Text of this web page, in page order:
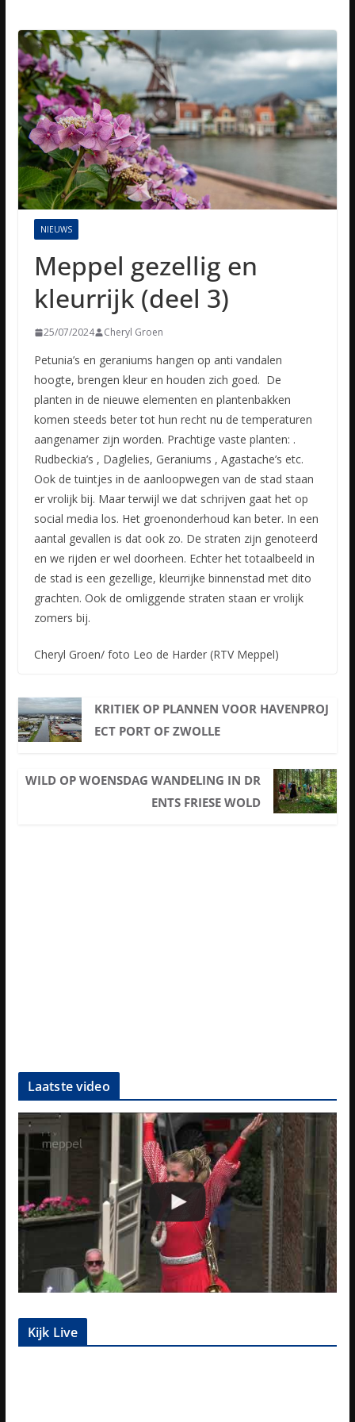
NIEUWS
Meppel gezellig en
kleurrijk (deel 3)
25/07/2024 Cheryl Groen
Petunia’s en geraniums hangen op anti vandalen
hoogte, brengen kleur en houden zich goed. De
planten in de nieuwe elementen en plantenbakken
komen steeds beter tot hun recht nu de temperaturen
aangenamer zijn worden. Prachtige vaste planten: .
Rudbeckia’s , Daglelies, Geraniums , Agastache’s etc.
Ook de tuintjes in de aanloopwegen van de stad staan
er vrolijk bij. Maar terwijl we dat schrijven gaat het op
social media los. Het groenonderhoud kan beter. In een
aantal gevallen is dat ook zo. De straten zijn genoteerd
en we rijden er wel doorheen. Echter het totaalbeeld in
de stad is een gezellige, kleurrijke binnenstad met dito
grachten. Ook de omliggende straten staan er vrolijk
zomers bij.
Cheryl Groen/ foto Leo de Harder (RTV Meppel)
KRITIEK OP PLANNEN VOOR HAVENPROJ
ECT PORT OF ZWOLLE
WILD OP WOENSDAG WANDELING IN DR
ENTS FRIESE WOLD
Laatste video
Kijk Live